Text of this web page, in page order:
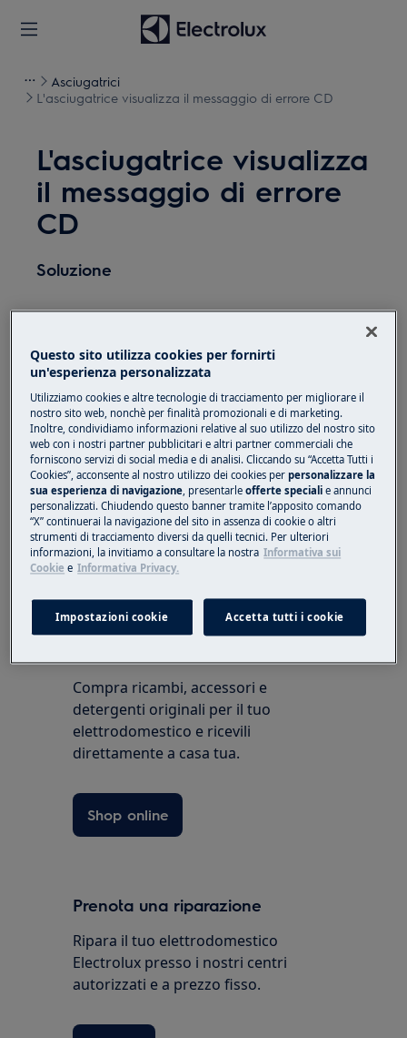
Asciugatrici
L'asciugatrice visualizza il messaggio di errore CD
L'asciugatrice visualizza
il messaggio di errore
CD
Soluzione
si è verificato un problema con il fermo della
porta.
Se lo sportello è chiuso correttamente e
l'asciugatrice visualizza ancora il messaggio di
errore, contattare un centro di assistenza
autorizzato.
Questo articolo è stato utile?
Compra ricambi, accessori e
detergenti originali per il tuo
elettrodomestico e ricevili
direttamente a casa tua.
Shop online
Prenota una riparazione
Ripara il tuo elettrodomestico
Electrolux presso i nostri centri
autorizzati e a prezzo fisso.
Questo sito utilizza cookies per fornirti
un'esperienza personalizzata
Utilizziamo cookies e altre tecnologie di tracciamento per migliorare il
nostro sito web, nonchè per finalità promozionali e di marketing.
Inoltre, condividiamo informazioni relative al suo utilizzo del nostro sito
web con i nostri partner pubblicitari e altri partner commerciali che
forniscono servizi di social media e di analisi. Cliccando su “Accetta Tutti i
Cookies”, acconsente al nostro utilizzo dei cookies perpersonalizzare la
sua esperienza di navigazione, presentarleofferte speciali e annunci
personalizzati. Chiudendo questo banner tramite l’apposito comando
“X” continuerai la navigazione del sito in assenza di cookie o altri
strumenti di tracciamento diversi da quelli tecnici. Per ulteriori
informazioni, la invitiamo a consultare la nostra Informativa sui
Cookie e Informativa Privacy.
Impostazioni cookie Accetta tutti i cookie